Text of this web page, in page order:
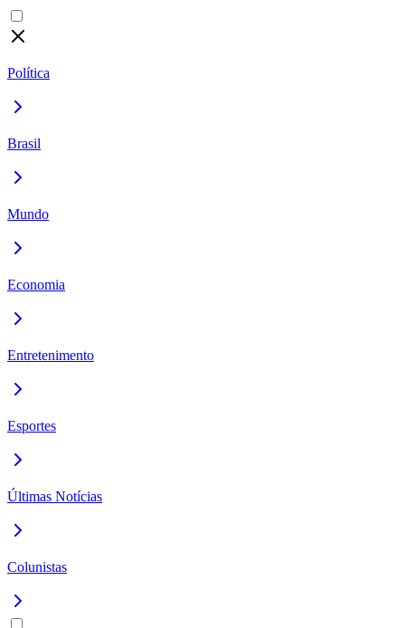
Política
Brasil
Mundo
Economia
Entretenimento
Esportes
Últimas Notícias
Colunistas